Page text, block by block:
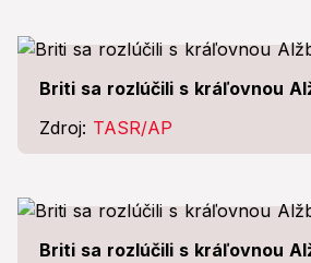
Briti sa rozlúčili s kráľovnou
Zdroj: TASR/AP
Briti sa rozlúčili s kráľovnou